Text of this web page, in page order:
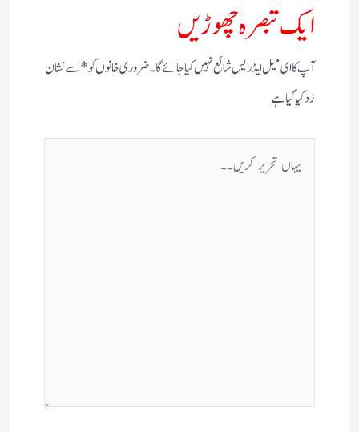
ایک تبصرہ چھوڑیں
آپ کا ای میل ایڈریس شائع نہیں کیا جائے گا۔ضروری خانوں کو*سے نشان
زد کیا گیا ہے
یہاں
تحریر